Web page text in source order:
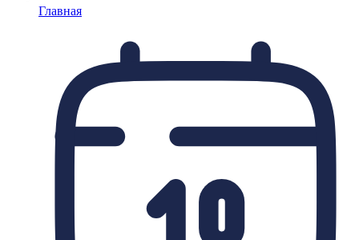
Главная